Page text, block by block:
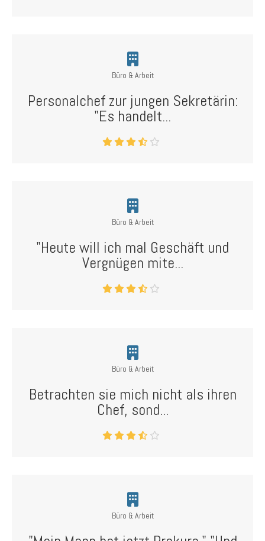
Büro & Arbeit
Personalchef zur jungen Sekretärin:
"Es handelt...
Büro & Arbeit
"Heute will ich mal Geschäft und
Vergnügen mite...
Büro & Arbeit
Betrachten sie mich nicht als ihren
Chef, sond...
Büro & Arbeit